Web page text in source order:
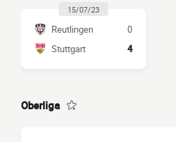
15/07/23
Reutlingen
0
Stuttgart
4
Oberliga